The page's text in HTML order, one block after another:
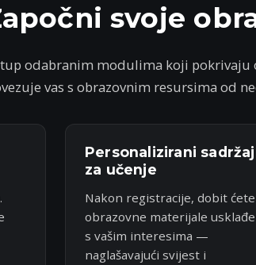
1
svoje
odabranim modulima koji pokrivaju
vas s obrazovnim resursima od
Personalizirani sadržaj
za učenje
Nakon registracije, dobit ćete
obrazovne materijale
s vašim interesima —
naglašavajući svijest i